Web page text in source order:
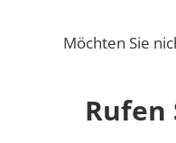
Möchten Sie
Rufen